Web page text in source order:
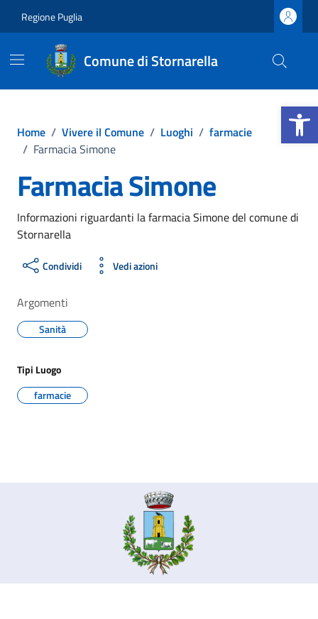
Regione Puglia
Comune di Stornarella
Home / Vivere il Comune / Luoghi / farmacie
/ Farmacia Simone
Farmacia Simone
Informazioni riguardanti la farmacia Simone del comune di
Stornarella
Condividi Vedi azioni
Argomenti
Sanità
Tipi Luogo
farmacie
Apri la